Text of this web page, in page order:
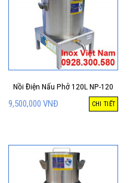
Nồi Điện Nấu Phở 120L NP-120
9,500,000 VNĐ CHI TIẾT